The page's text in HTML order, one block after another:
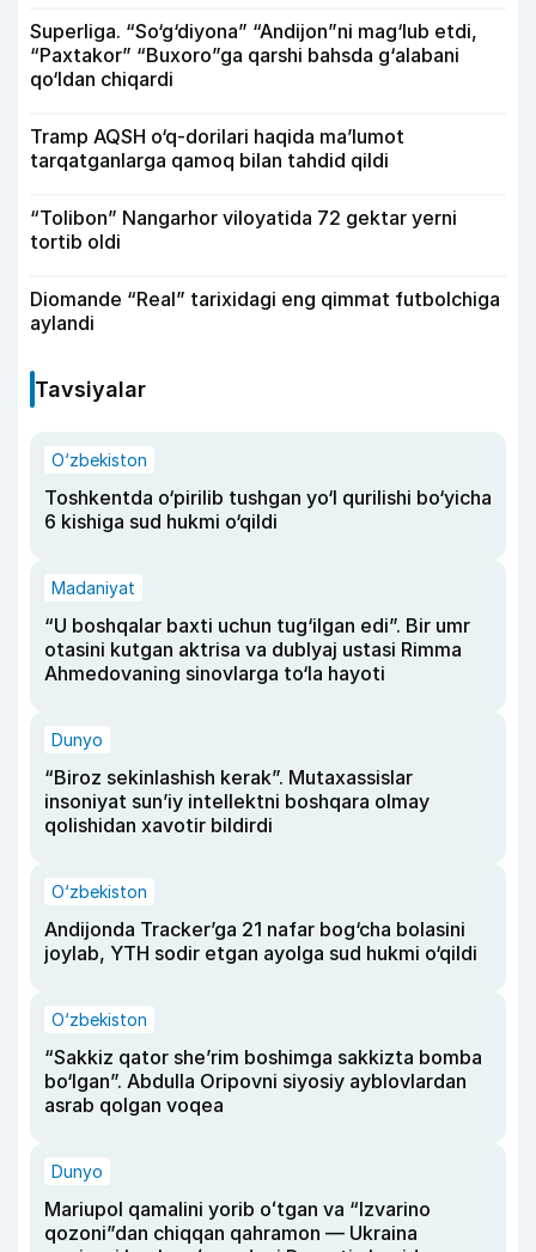
Superliga. “So‘g‘diyona” “Andijon”ni mag‘lub etdi,
“Paxtakor” “Buxoro”ga qarshi bahsda g‘alabani
qo‘ldan chiqardi
Tramp AQSH o‘q-dorilari haqida ma’lumot
tarqatganlarga qamoq bilan tahdid qildi
“Tolibon” Nangarhor viloyatida 72 gektar yerni
tortib oldi
Diomande “Real” tarixidagi eng qimmat futbolchiga
aylandi
Tavsiyalar
O‘zbekiston
Toshkentda o‘pirilib tushgan yo‘l qurilishi bo‘yicha
6 kishiga sud hukmi o‘qildi
Madaniyat
“U boshqalar baxti uchun tug‘ilgan edi”. Bir umr
otasini kutgan aktrisa va dublyaj ustasi Rimma
Ahmedovaning sinovlarga to‘la hayoti
Dunyo
“Biroz sekinlashish kerak”. Mutaxassislar
insoniyat sun’iy intellektni boshqara olmay
qolishidan xavotir bildirdi
O‘zbekiston
Andijonda Tracker’ga 21 nafar bog‘cha bolasini
joylab, YTH sodir etgan ayolga sud hukmi o‘qildi
O‘zbekiston
“Sakkiz qator she’rim boshimga sakkizta bomba
bo‘lgan”. Abdulla Oripovni siyosiy ayblovlardan
asrab qolgan voqea
Dunyo
Mariupol qamalini yorib oʻtgan va “Izvarino
qozoni”dan chiqqan qahramon — Ukraina